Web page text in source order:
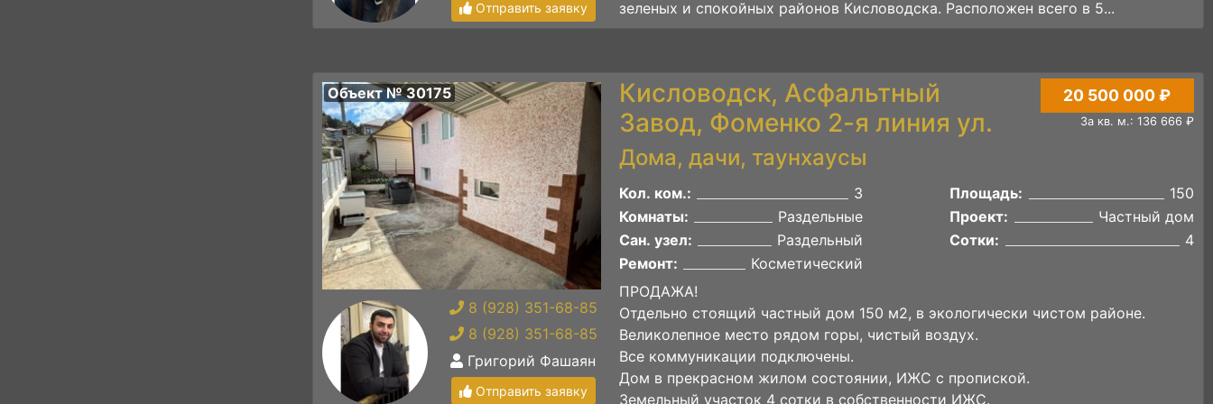
Отправить заявку зеленых и спокойных районов Кисловодска. Расположен всего в 5...
Объект № 30175
8 (928) 351-68-85
8 (928) 351-68-85
Григорий Фашаян
Отправить заявку
Кисловодск, Асфальтный
Завод, Фоменко 2-я линия ул.
Дома, дачи, таунхаусы
20 500 000 ₽
За кв. м.: 136 666 ₽
Кол. ком.:
3
Комнаты:
Раздельные
Сан. узел:
Раздельный
Ремонт:
Косметический
Площадь:
150
Проект:
Частный дом
Сотки:
4
ПРОДАЖА!
Отдельно стоящий частный дом 150 м2, в экологически чистом районе.
Великолепное место рядом горы, чистый воздух.
Все коммуникации подключены.
Дом в прекрасном жилом состоянии, ИЖС с пропиской.
Земельный участок 4 сотки в собственности ИЖС.